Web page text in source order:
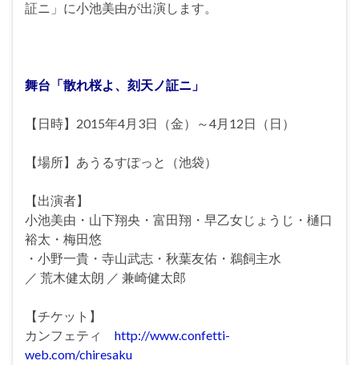
証ニ」に小池美由が出演します。
舞台「散れ桜よ、刻天ノ証ニ」
【日時】2015年4月3日（金）～4月12日（日）
【場所】あうるすぽっと（池袋）
【出演者】
小池美由・山下翔央・富田翔・早乙女じょうじ・樋口
裕太・梅田悠
・小野一貴・寺山武志・秋葉友佑・鵜飼主水
／ 荒木健太朗 ／ 兼崎健太郎
【チケット】
カンフェティ http://www.confetti-
web.com/chiresaku